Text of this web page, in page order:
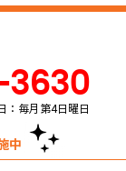
毎月第4日曜日
！